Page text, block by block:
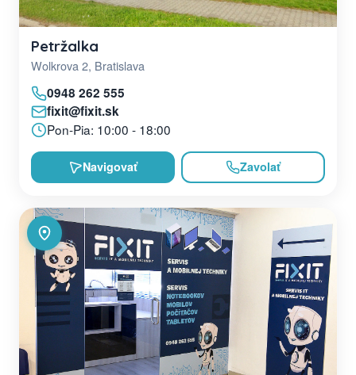
Petržalka
Wolkrova 2, Bratislava
0948 262 555
fixit@fixit.sk
Pon-Pia: 10:00 - 18:00
Navigovať Zavolať